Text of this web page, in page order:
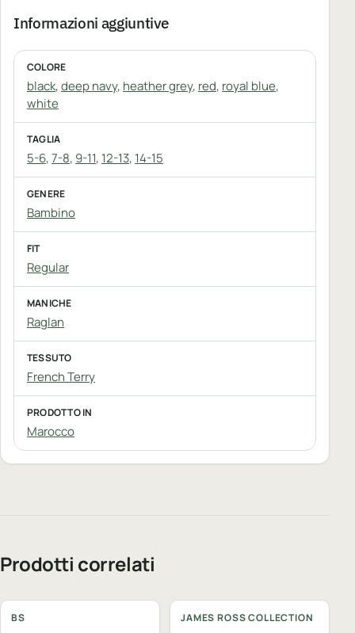
Informazioni aggiuntive
COLORE
black,deep navy, heather grey, red, royal blue,
white
TAGLIA
5-6,7-8, 9-11, 12-13, 14-15
GENERE
Bambino
FIT
Regular
MANICHE
Raglan
TESSUTO
French Terry
PRODOTTO IN
Marocco
Prodotti correlati
BS JAMES ROSS COLLECTION